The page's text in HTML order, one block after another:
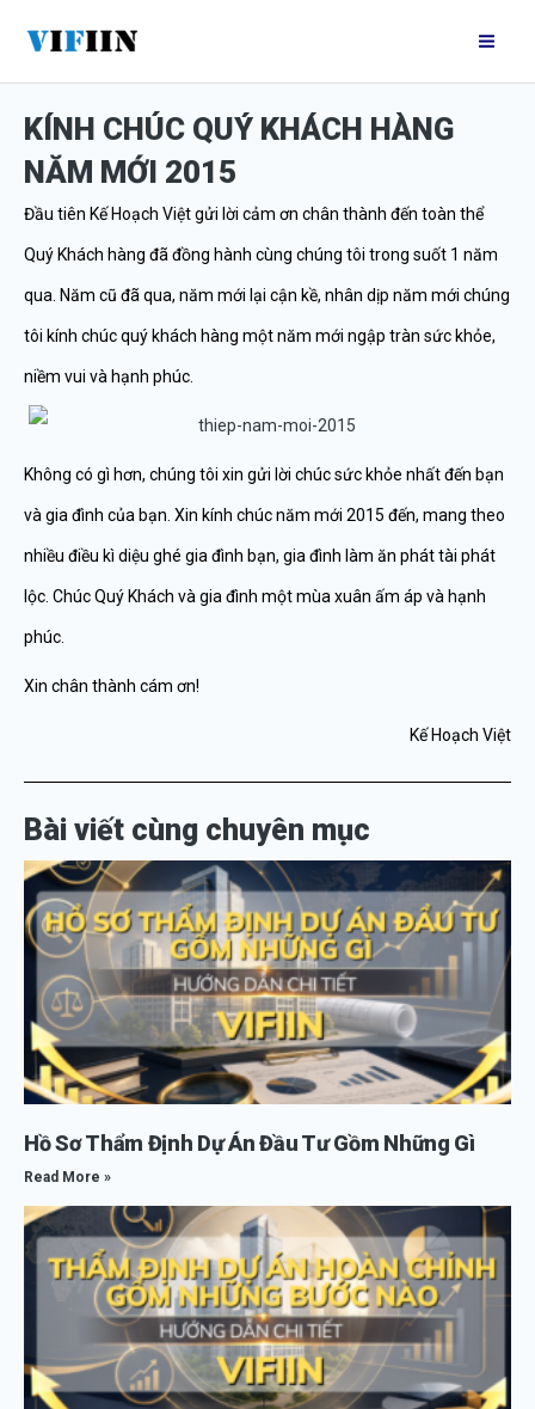
nội
dungKÍNH CHÚC QUÝ KHÁCH HÀNG
NĂM MỚI 2015
Đầu tiên Kế Hoạch Việt gửi lời cảm ơn chân thành đến toàn thể
Quý Khách hàng đã đồng hành cùng chúng tôi trong suốt 1 năm
qua. Năm cũ đã qua, năm mới lại cận kề, nhân dịp năm mới chúng
tôi kính chúc quý khách hàng một năm mới ngập tràn sức khỏe,
niềm vui và hạnh phúc.
Không có gì hơn, chúng tôi xin gửi lời chúc sức khỏe nhất đến bạn
và gia đình của bạn. Xin kính chúc năm mới 2015 đến, mang theo
nhiều điều kì diệu ghé gia đình bạn, gia đình làm ăn phát tài phát
lộc. Chúc Quý Khách và gia đình một mùa xuân ấm áp và hạnh
phúc.
Xin chân thành cám ơn!
Kế Hoạch Việt
Bài viết cùng chuyên mục
Hồ Sơ Thẩm Định Dự Án Đầu Tư Gồm Những Gì
Read More »